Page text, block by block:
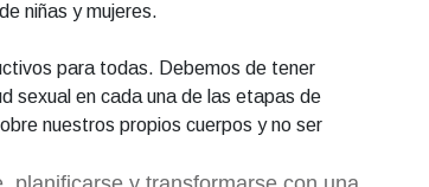
niñas y mujeres.
para todas. Debemos de tener
sexual en cada una de las etapas de
nuestros propios cuerpos y no ser